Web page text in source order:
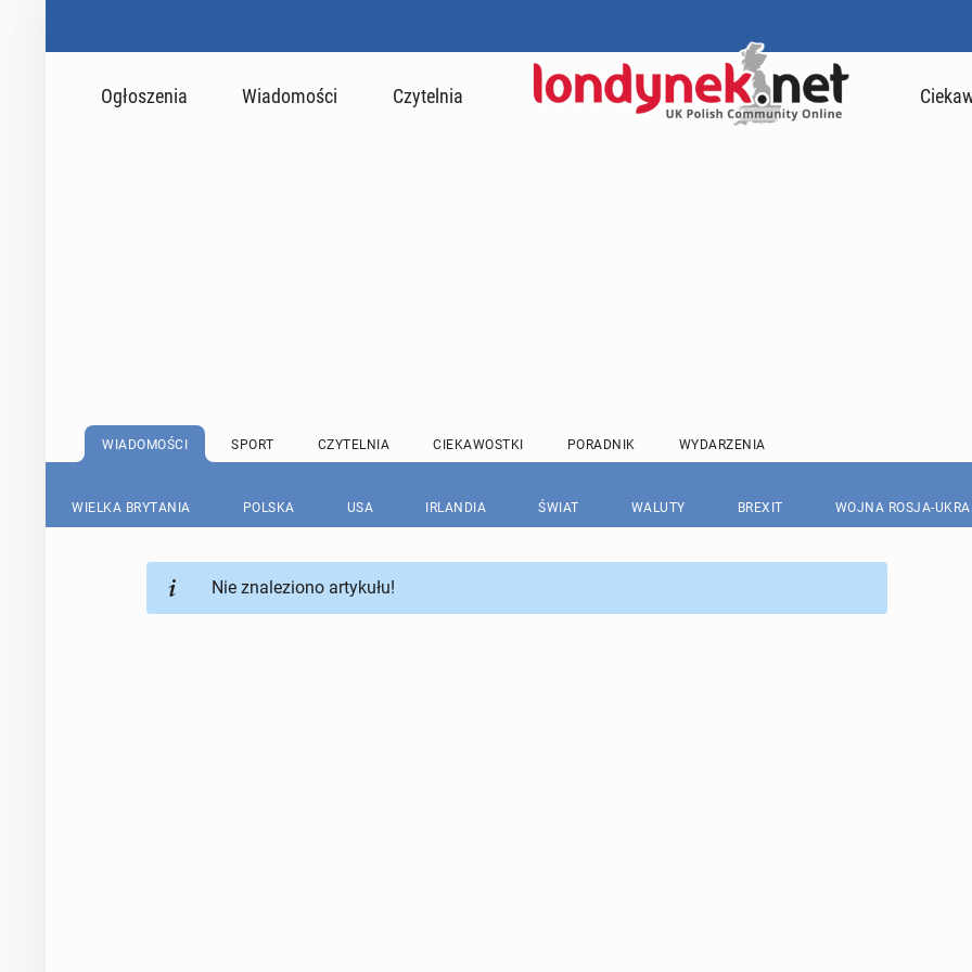
Ogłoszenia Wiadomości Czytelnia
WIADOMOŚCI SPORT CZYTELNIA CIEKAWOSTKI PORADNIK WYDARZENIA
WIELKA BRYTANIA POLSKA USA IRLANDIA ŚWIAT WALUTY BREXIT WOJNA ROSJA-
Nie znaleziono artykułu!